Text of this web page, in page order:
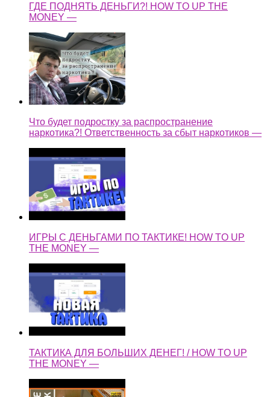
ГДЕ ПОДНЯТЬ ДЕНЬГИ?! HOW TO UP THE
MONEY —
Что будет подростку за распространение
наркотика?! Ответственность за сбыт наркотиков —
ИГРЫ С ДЕНЬГАМИ ПО ТАКТИКЕ! HOW TO UP
THE MONEY —
ТАКТИКА ДЛЯ БОЛЬШИХ ДЕНЕГ! / HOW TO UP
THE MONEY —